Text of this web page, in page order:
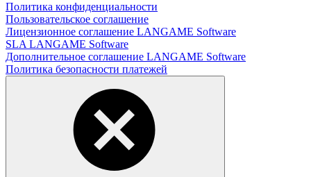
Политика конфиденциальности
Пользовательское соглашение
Лицензионное соглашение LANGAME Software
SLA LANGAME Software
Дополнительное соглашение LANGAME Software
Политика безопасности платежей